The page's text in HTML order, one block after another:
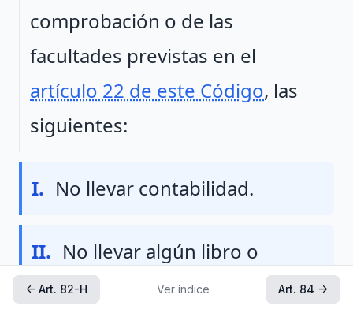
comprobación o de las
facultades previstas en el
artículo 22 de este Código, las
siguientes:
Fraccion I
I. No llevar contabilidad.
Fraccion II
II. No llevar algún libro o
registro especial a que
← Art. 82-H Ver índice Art. 84 →